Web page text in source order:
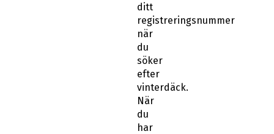
ditt
registreringsnummer
när
du
söker
efter
vinterdäck.
När
du
har